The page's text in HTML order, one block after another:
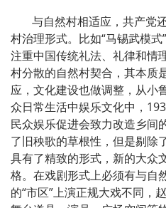
与自然村相适应，共产党
村治理形式。比如“马锡武模
注重中国传统礼法、礼律和情
村分散的自然村契合，其本质
应，文化建设也做调整，从小
众日常生活中娱乐文化中，
民众娱乐促进会致力改造乡间
了旧秧歌的草根性，但是剔除
具有了精致的形式，新的大众
格。在戏剧形式上必须有与自
的“市区”上演正规大戏不同，